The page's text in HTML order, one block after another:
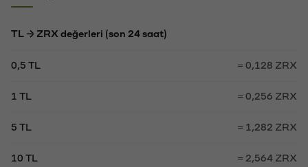
TL → ZRX değerleri (son 24 saat)
0,5 TL = 0,128 ZRX
1 TL = 0,256 ZRX
5 TL = 1,282 ZRX
10 TL = 2,564 ZRX